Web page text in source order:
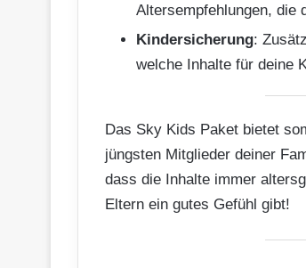
Altersempfehlungen, die
Kindersicherung:
welche Inhalte für deine
Das Sky Kids Paket bietet
jüngsten Mitglieder deiner
dass die Inhalte immer
Eltern ein gutes Gefühl gibt!